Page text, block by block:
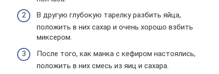
В другую глубокую тарелку разбить яйца,
положить в них сахар и очень хорошо взбить
миксером.
После того, как манка с кефиром настоялись,
положить в них смесь из яиц и сахара.